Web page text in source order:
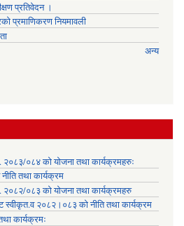
प्रतिवेदन ।
प्रमाणिकरण नियमावली
अन्य
२०८३/०८४ को योजना तथा कार्यक्रमहरुः
तथा कार्यक्रम
२०८२/०८३ को योजना तथा कार्यक्रमहरु
स्वीकृत.व २०८२।०८३ को नीति तथा कार्यक्रम
कार्यक्रमः